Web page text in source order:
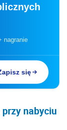
nagranie
się
nabyciu